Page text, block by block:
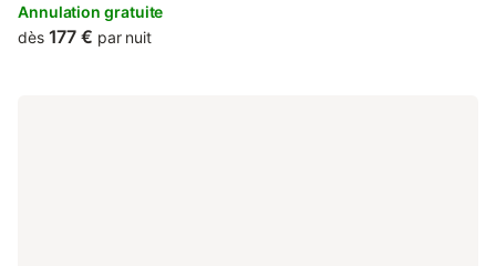
wellness centre and air conditioning.
Annulation gratuite
dès 177 € par nuit